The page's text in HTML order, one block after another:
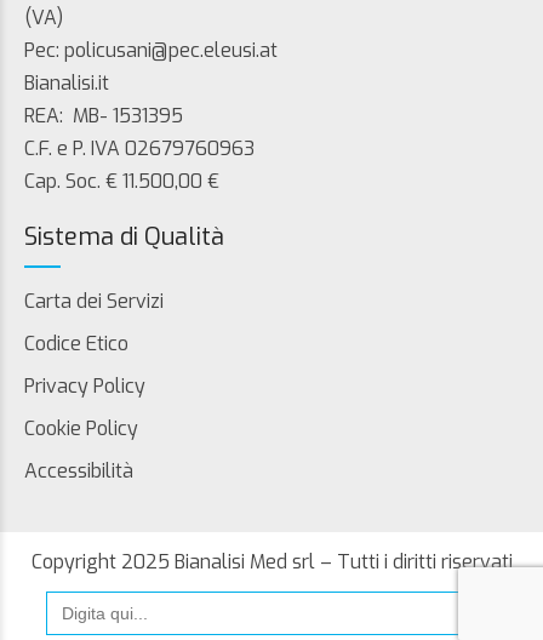
(VA)
Pec: policusani@pec.eleusi.at
Bianalisi.it
REA: MB- 1531395
C.F. e P. IVA 02679760963
Cap. Soc. € 11.500,00 €
Sistema di Qualità
Carta dei Servizi
Codice Etico
Privacy Policy
Cookie Policy
Accessibilità
Copyright 2025 Bianalisi Med srl – Tutti i diritti riservati
Search
for: